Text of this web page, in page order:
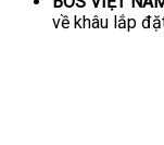
về khâu lắp